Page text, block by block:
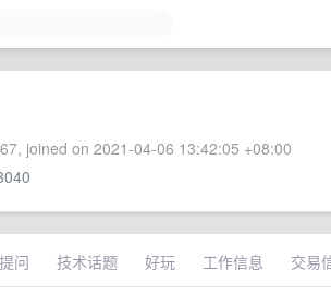
joined on 2021-04-06 13:42:05 +08:00
提问 技术话题 好玩 工作信息 交易